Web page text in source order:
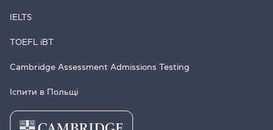
IELTS
TOEFL iBT
Cambridge Assessment Admissions Testing
Іспити в Польщі